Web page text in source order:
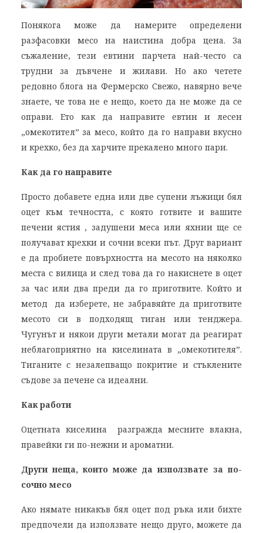
Понякога може да намерите определени
разфасовки месо на наистина добра цена. За
съжаление, тези евтини парчета най-често са
трудни за дъвчене и жилави. Но ако четете
редовно блога на Фермерско Свежо, навярно вече
знаете, че това не е нещо, което да не може да се
оправи. Ето как да направите евтин и лесен
„омекотител” за месо, който да го направи вкусно
и крехко, без да харчите прекалено много пари.
Как да го направите
Просто добавете една или две супени лъжици бял
оцет към течността, с която готвите и вашите
печени ястия , задушени меса или яхнии ще се
получават крехки и сочни всеки път. Друг вариант
е да пробиете повърхността на месото на няколко
места с вилица и след това да го накиснете в оцет
за час или два преди да го приготвите. Който и
метод да изберете, не забравяйте да приготвите
месото си в подходящ тиган или тенджера.
Чугунът и някои други метали могат да реагират
неблагоприятно на киселината в „омекотителя”.
Тиганите с незалепващо покритие и стъклените
съдове за печене са идеални.
Как работи
Оцетната киселина разгражда месните влакна,
правейки ги по-нежни и ароматни.
Други неща, които може да използвате за по-
сочно месо
Ако нямате никакъв бял оцет под ръка или бихте
предпочели да използвате нещо друго, можете да